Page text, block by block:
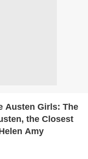
Austen Girls: The
the Closest
Amy